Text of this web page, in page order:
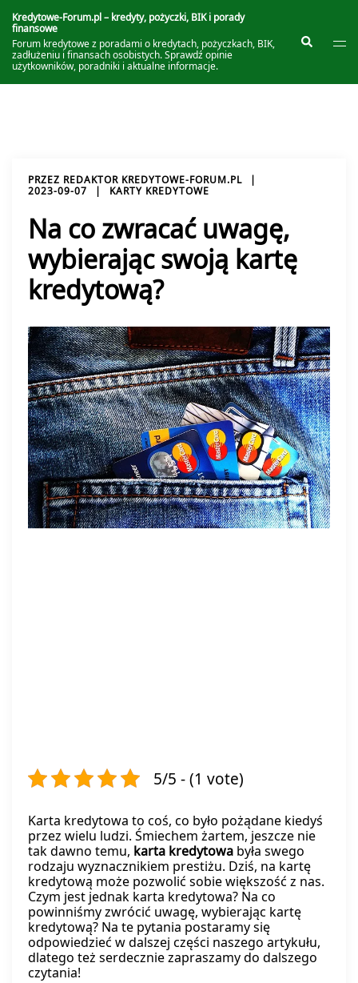
do
treści
Kredytowe-Forum.pl – kredyty, pożyczki, BIK i porady
finansowe
Forum kredytowe z poradami o kredytach, pożyczkach, BIK,
zadłużeniu i finansach osobistych. Sprawdź opinie
użytkowników, poradniki i aktualne informacje.
Szukaj
PRZEZ REDAKTOR KREDYTOWE-FORUM.PL
2023-09-07
KARTY KREDYTOWE
Na co zwracać uwagę,
wybierając swoją kartę
kredytową?
5/5 - (1 vote)
Karta kredytowa to coś, co było pożądane kiedyś
przez wielu ludzi. Śmiechem żartem, jeszcze nie
tak dawno temu, karta kredytowa była swego
rodzaju wyznacznikiem prestiżu. Dziś, na kartę
kredytową może pozwolić sobie większość z nas.
Czym jest jednak karta kredytowa? Na co
powinniśmy zwrócić uwagę, wybierając kartę
kredytową? Na te pytania postaramy się
odpowiedzieć w dalszej części naszego artykułu,
dlatego też serdecznie zapraszamy do dalszego
czytania!